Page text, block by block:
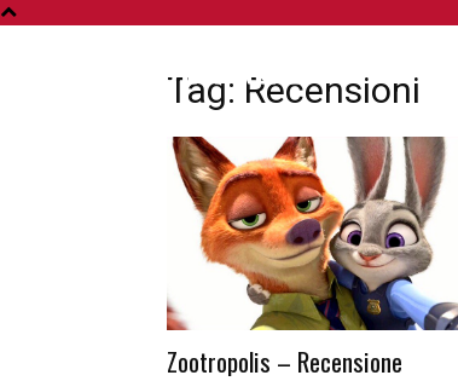
Tag: Recensioni
Zootropolis – Recensione